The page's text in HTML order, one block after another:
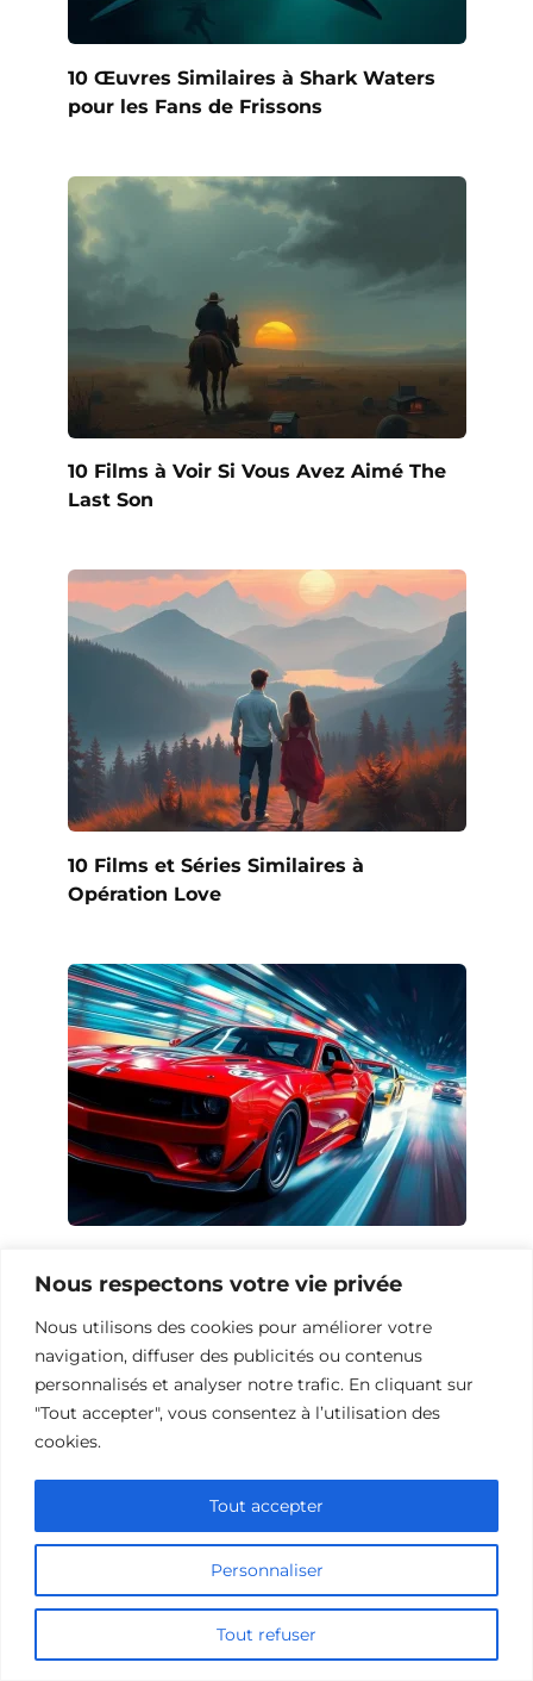
Nous respectons votre vie privée
Nous utilisons des cookies pour améliorer votre
navigation, diffuser des publicités ou contenus
personnalisés et analyser notre trafic. En cliquant sur
"Tout accepter", vous consentez à l’utilisation des
cookies.
Personnaliser
Tout refuser
Tout accepter
10 Œuvres Similaires à Shark Waters
pour les Fans de Frissons
10 Films à Voir Si Vous Avez Aimé The
Last Son
10 Films et Séries Similaires à
Opération Love
pour les Fans de Vitesse
Ajouter un commentaire
Comment